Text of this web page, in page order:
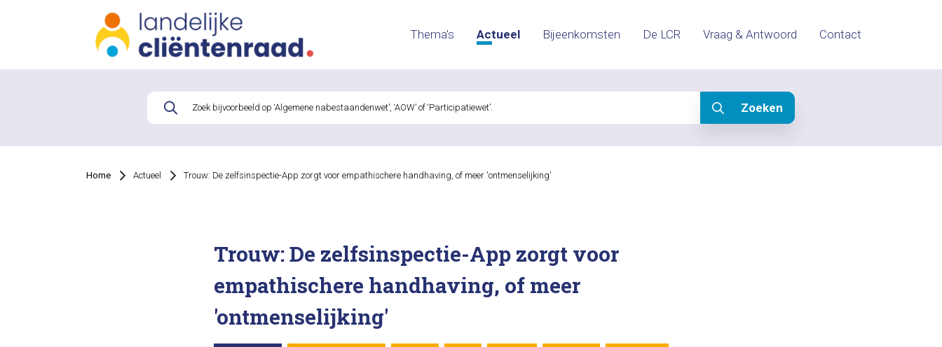
Thema's Actueel Bijeenkomsten De LCR Vraag & Antwoord Contact
Zoeken
Home Actueel Trouw: De zelfsinspectie-App zorgt voor empathischere handhaving, of meer 'ontmenselijking'
Trouw: De zelfsinspectie-App zorgt voor
empathischere handhaving, of meer
'ontmenselijking'